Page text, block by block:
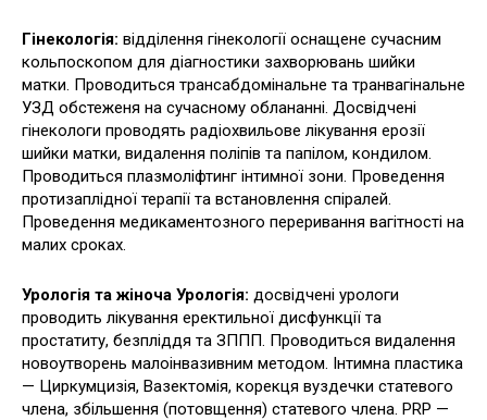
Гінекологія: відділення гінекології оснащене сучасним
кольпоскопом для діагностики захворювань шийки
матки. Проводиться трансабдомінальне та транвагінальне
УЗД обстеженя на сучасному облананні. Досвідчені
гінекологи проводять радіохвильове лікування ерозії
шийки матки, видалення поліпів та папілом, кондилом.
Проводиться плазмоліфтинг інтимної зони. Проведення
протизаплідної терапії та встановлення спіралей.
Проведення медикаментозного переривання вагітності на
малих сроках.
Урологія та жіноча Урологія: досвідчені урологи
проводить лікування еректильної дисфункції та
простатиту, безпліддя та ЗППП. Проводиться видалення
новоутворень малоінвазивним методом. Інтимна пластика
— Циркумцизія, Вазектомія, корекця вуздечки статевого
члена, збільшення (потовщення) статевого члена. PRP —